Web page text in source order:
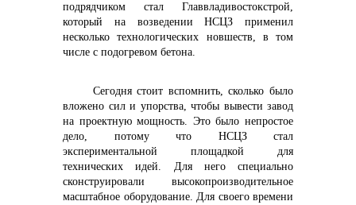
подрядчиком стал Главвладивостокстрой,
который на возведении НСЦЗ применил
несколько технологических новшеств, в том
числе с подогревом бетона.
Сегодня стоит вспомнить, сколько было
вложено сил и упорства, чтобы вывести завод
на проектную мощность. Это было непростое
дело, потому что НСЦЗ стал
экспериментальной площадкой для
технических идей. Для него специально
сконструировали высокопроизводительное
масштабное оборудование. Для своего времени